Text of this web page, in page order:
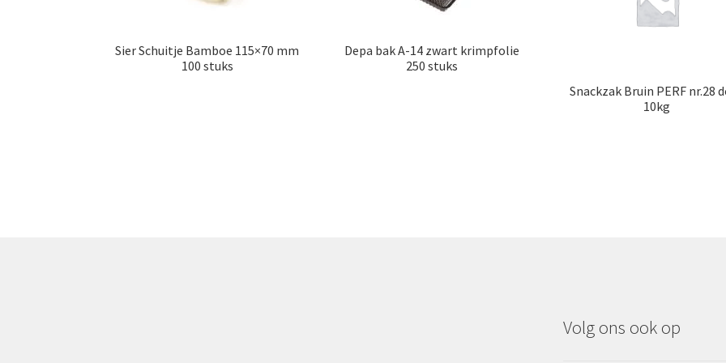
Sier Schuitje Bamboe 115×70 mm
100 stuks
Depa bak A-14 zwart krimpfolie
250 stuks
Snackzak Bruin PERF nr.28
10kg
Volg ons ook op